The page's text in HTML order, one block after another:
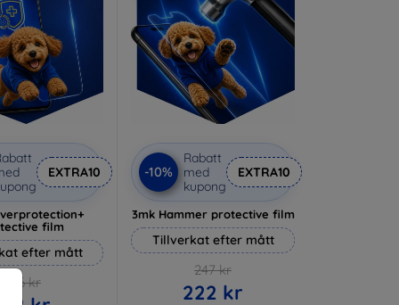
EXTRA10
film
efter mått
236 kr
-10%
Rabatt
med
kupong
EXTRA10
3mk Hammer protective film
Tillverkat efter mått
247 kr
222 kr